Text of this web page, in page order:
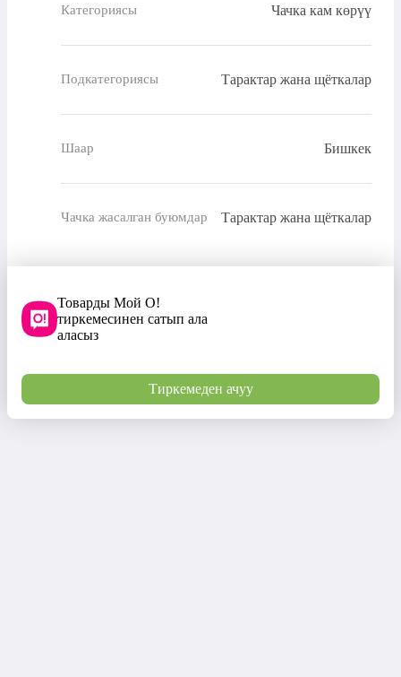
Категориясы Чачка кам көрүү
Подкатегориясы Тарактар жана щёткалар
Шаар Бишкек
Чачка жасалган буюмдар Тарактар жана щёткалар
Товарды Мой О!
тиркемесинен сатып ала
аласыз
Тиркемеден ачуу